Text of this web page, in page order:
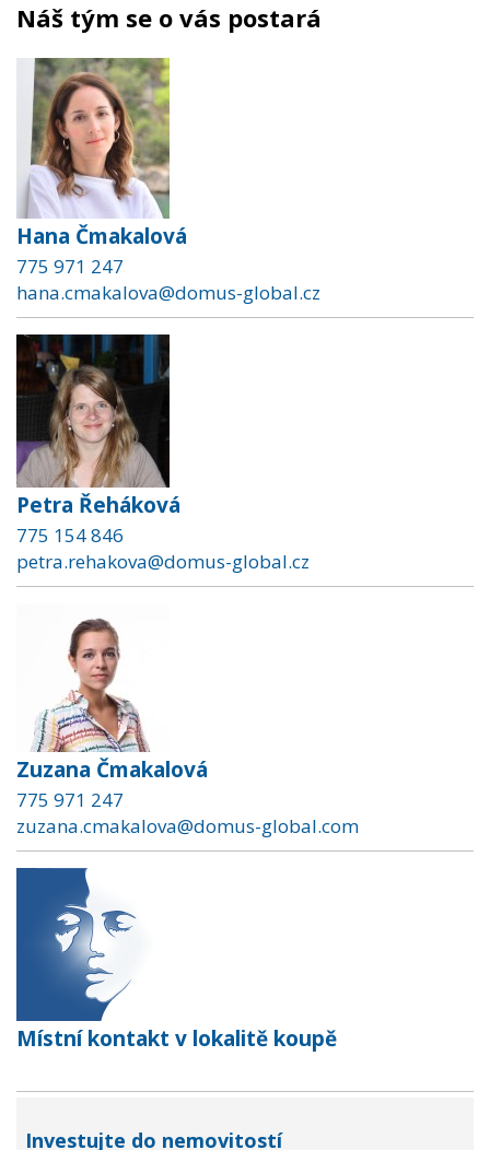
Náš tým se o vás postará
Hana Čmakalová
775 971 247
hana.cmakalova@domus-global.cz
Petra Řeháková
775 154 846
petra.rehakova@domus-global.cz
Zuzana Čmakalová
775 971 247
zuzana.cmakalova@domus-global.com
Místní kontakt v lokalitě koupě
Investujte do nemovitostí